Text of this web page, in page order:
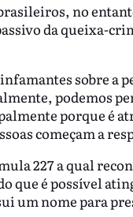
no
da queixa-
sobre a
podemos
porque é
começam a
227 a qual
que é possível
um nome para